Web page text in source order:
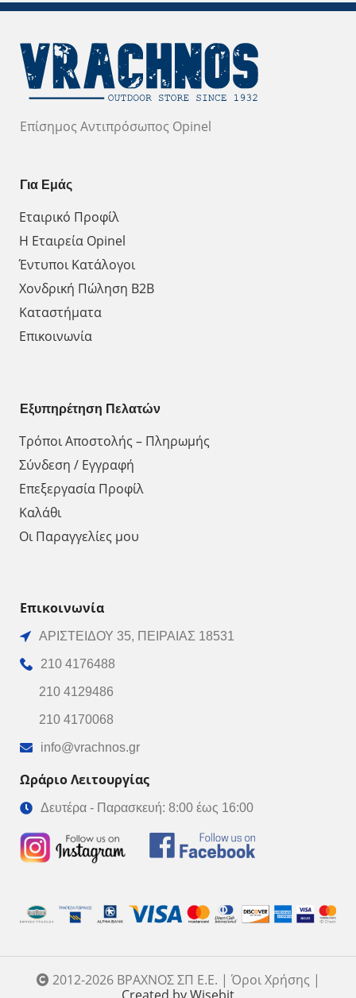
Επίσημος Αντιπρόσωπος Opinel
Για Εμάς
Εταιρικό Προφίλ
Η Εταιρεία Opinel
Έντυποι Κατάλογοι
Χονδρική Πώληση Β2Β
Καταστήματα
Επικοινωνία
Εξυπηρέτηση Πελατών
Τρόποι Αποστολής – Πληρωμής
Σύνδεση / Εγγραφή
Επεξεργασία Προφίλ
Καλάθι
Οι Παραγγελίες μου
Επικοινωνία
ΑΡΙΣΤΕΙΔΟΥ 35, ΠΕΙΡΑΙΑΣ 18531
210 4176488
210 4129486
210 4170068
info@vrachnos.gr
Ωράριο Λειτουργίας
Δευτέρα - Παρασκευή: 8:00 έως 16:00
2012-2026 ΒΡΑΧΝΟΣ ΣΠ Ε.Ε. | Όροι Χρήσης |